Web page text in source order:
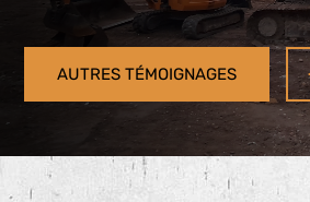
AUTRES TÉMOIGNAGES